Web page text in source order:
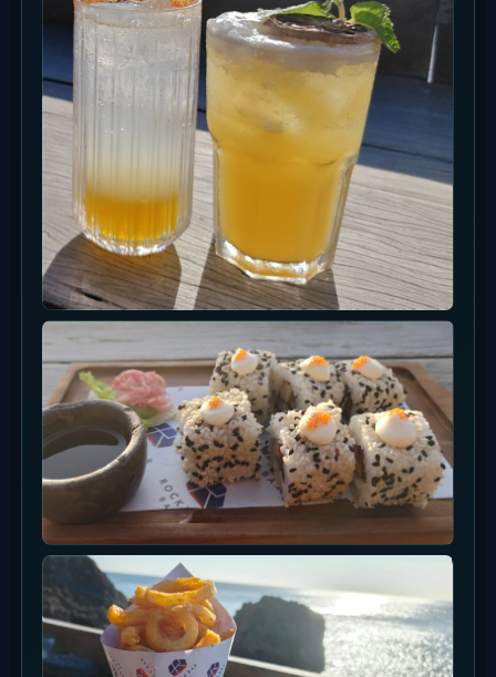
写真映えスポット
写真は夕日だけを狙うより、席、グラス、岩場、海
を一緒に入れる方がRock Barらしくなります。明
るい時間、日没直前、夜の照明で雰囲気が変わるの
で、同じ席でも時間を分けて撮ると使える写真が増
えます。